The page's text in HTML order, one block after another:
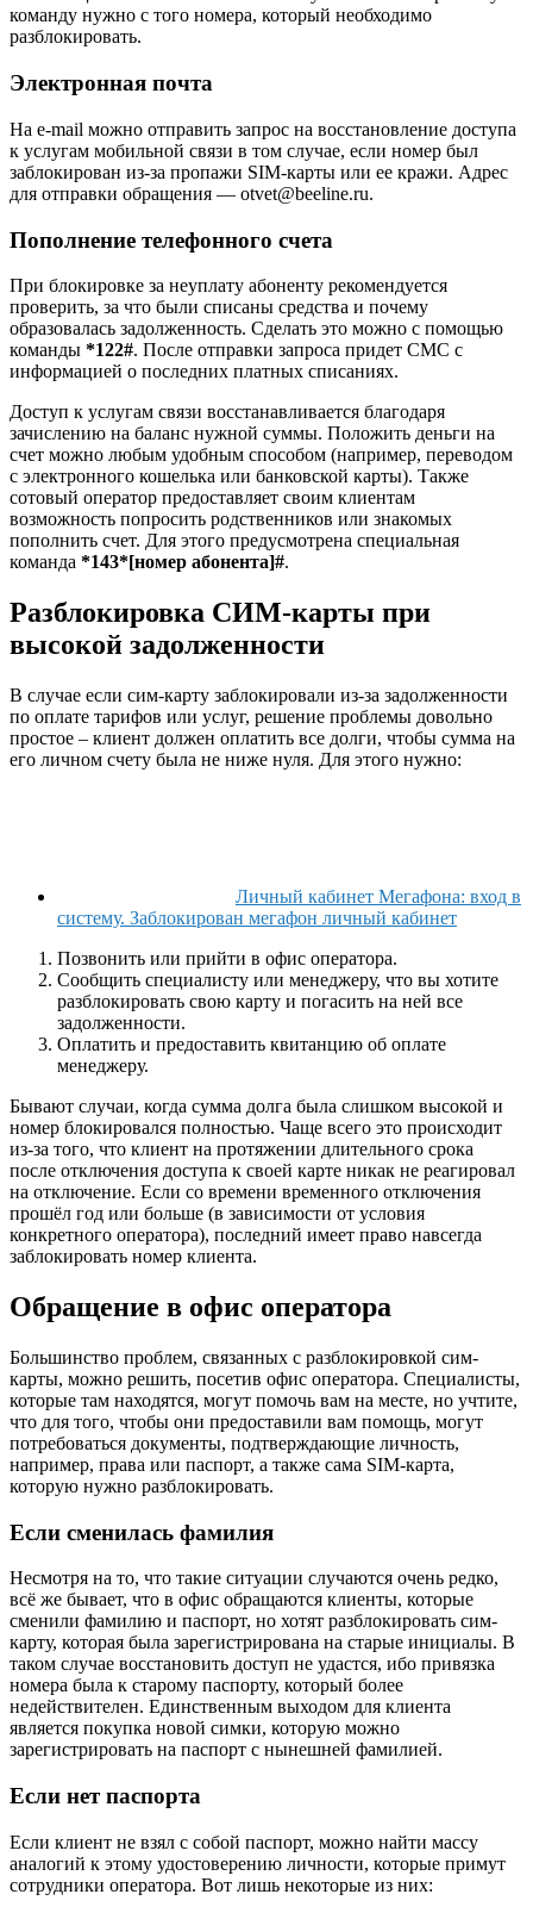
команду нужно с того номера, который необходимо
разблокировать.
Электронная почта
На e-mail можно отправить запрос на восстановление доступа
к услугам мобильной связи в том случае, если номер был
заблокирован из-за пропажи SIM-карты или ее кражи. Адрес
для отправки обращения — otvet@beeline.ru.
Пополнение телефонного счета
При блокировке за неуплату абоненту рекомендуется
проверить, за что были списаны средства и почему
образовалась задолженность. Сделать это можно с помощью
команды *122#. После отправки запроса придет СМС с
информацией о последних платных списаниях.
Доступ к услугам связи восстанавливается благодаря
зачислению на баланс нужной суммы. Положить деньги на
счет можно любым удобным способом (например, переводом
с электронного кошелька или банковской карты). Также
сотовый оператор предоставляет своим клиентам
возможность попросить родственников или знакомых
пополнить счет. Для этого предусмотрена специальная
команда *143*[номер абонента]#.
Разблокировка СИМ-карты при
высокой задолженности
В случае если сим-карту заблокировали из-за задолженности
по оплате тарифов или услуг, решение проблемы довольно
простое – клиент должен оплатить все долги, чтобы сумма на
его личном счету была не ниже нуля. Для этого нужно:
Личный кабинет Мегафона: вход в
систему. Заблокирован мегафон личный кабинет
Позвонить или прийти в офис оператора.
Сообщить специалисту или менеджеру, что вы хотите
разблокировать свою карту и погасить на ней все
задолженности.
Оплатить и предоставить квитанцию об оплате
менеджеру.
Бывают случаи, когда сумма долга была слишком высокой и
номер блокировался полностью. Чаще всего это происходит
из-за того, что клиент на протяжении длительного срока
после отключения доступа к своей карте никак не реагировал
на отключение. Если со времени временного отключения
прошёл год или больше (в зависимости от условия
конкретного оператора), последний имеет право навсегда
заблокировать номер клиента.
Обращение в офис оператора
Большинство проблем, связанных с разблокировкой сим-
карты, можно решить, посетив офис оператора. Специалисты,
которые там находятся, могут помочь вам на месте, но учтите,
что для того, чтобы они предоставили вам помощь, могут
потребоваться документы, подтверждающие личность,
например, права или паспорт, а также сама SIM-карта,
которую нужно разблокировать.
Если сменилась фамилия
Несмотря на то, что такие ситуации случаются очень редко,
всё же бывает, что в офис обращаются клиенты, которые
сменили фамилию и паспорт, но хотят разблокировать сим-
карту, которая была зарегистрирована на старые инициалы. В
таком случае восстановить доступ не удастся, ибо привязка
номера была к старому паспорту, который более
недействителен. Единственным выходом для клиента
является покупка новой симки, которую можно
зарегистрировать на паспорт с нынешней фамилией.
Если нет паспорта
Если клиент не взял с собой паспорт, можно найти массу
аналогий к этому удостоверению личности, которые примут
сотрудники оператора. Вот лишь некоторые из них: